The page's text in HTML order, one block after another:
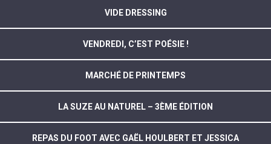
VIDE DRESSING
VENDREDI, C’EST POÉSIE !
MARCHÉ DE PRINTEMPS
LA SUZE AU NATUREL – 3ÈME ÉDITION
REPAS DU FOOT AVEC GAËL HOULBERT ET JESSICA